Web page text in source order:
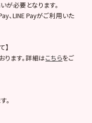
必要となります。
、LINE Payがご利用いた
】
ます。詳細はこちらをご
。